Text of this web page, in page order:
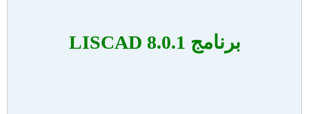
برنامج LISCAD 8.0.1